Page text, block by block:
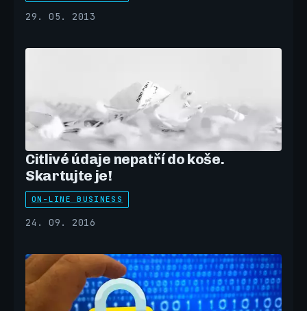
29. 05. 2013
Citlivé údaje nepatří do koše.
Skartujte je!
ON-LINE BUSINESS
24. 09. 2016